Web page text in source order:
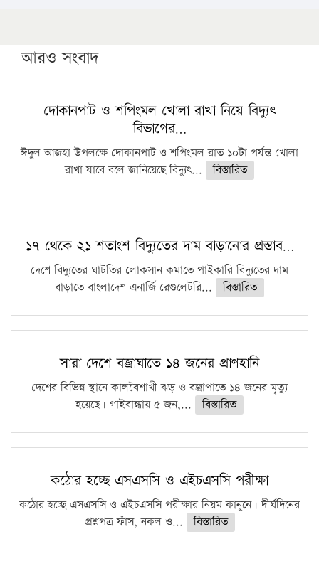
পিএইচডি করছেন কুয়েটের কৃতি…
সারা দেশে বজ্রাঘাতে ১৪ জনের প্রাণহানি
কঠোর হচ্ছে এসএসসি ও এইচএসসি পরীক্ষা
ফরিদগঞ্জে আগুনে পুড়লো ৬ ব্যবসা প্রতিষ্ঠান
আরও সংবাদ
দোকানপাট ও শপিংমল খোলা রাখা নিয়ে বিদ্যুৎ
বিভাগের…
ঈদুল আজহা উপলক্ষে দোকানপাট ও শপিংমল রাত ১০টা পর্যন্ত খোলা
রাখা যাবে বলে জানিয়েছে বিদ্যুৎ...
বিস্তারিত
১৭ থেকে ২১ শতাংশ বিদ্যুতের দাম বাড়ানোর প্রস্তাব…
দেশে বিদ্যুতের ঘাটতির লোকসান কমাতে পাইকারি বিদ্যুতের দাম
বাড়াতে বাংলাদেশ এনার্জি রেগুলেটরি...
বিস্তারিত
সারা দেশে বজ্রাঘাতে ১৪ জনের প্রাণহানি
দেশের বিভিন্ন স্থানে কালবৈশাখী ঝড় ও বজ্রাপাতে ১৪ জনের মৃত্যু
হয়েছে। গাইবান্ধায় ৫ জন,...
বিস্তারিত
কঠোর হচ্ছে এসএসসি ও এইচএসসি পরীক্ষা
কঠোর হচ্ছে এসএসসি ও এইচএসসি পরীক্ষার নিয়ম কানুনে। দীর্ঘদিনের
প্রশ্নপত্র ফাঁস, নকল ও...
বিস্তারিত